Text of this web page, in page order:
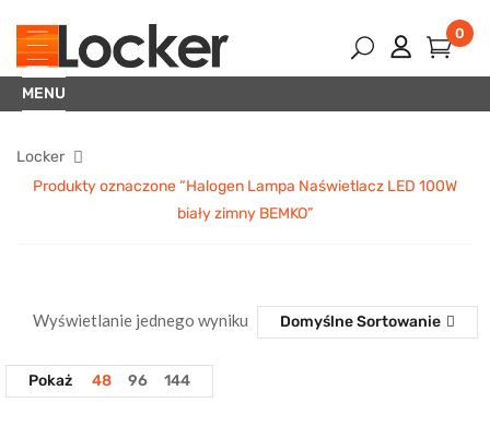
0
MENU
Locker
Produkty oznaczone “Halogen Lampa Naświetlacz LED 100W
biały zimny BEMKO”
Wyświetlanie jednego wyniku Domyślne Sortowanie
Pokaż 48 96 144